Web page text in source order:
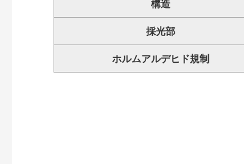
構造
採光部
ホルムアルデヒド規制